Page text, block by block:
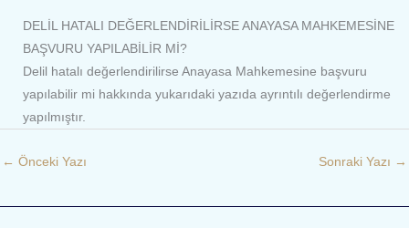
DELİL HATALI DEĞERLENDİRİLİRSE ANAYASA MAHKEMESİNE
BAŞVURU YAPILABİLİR Mİ?
Delil hatalı değerlendirilirse Anayasa Mahkemesine başvuru
yapılabilir mi hakkında yukarıdaki yazıda ayrıntılı değerlendirme
yapılmıştır.
← Önceki Yazı Sonraki Yazı →